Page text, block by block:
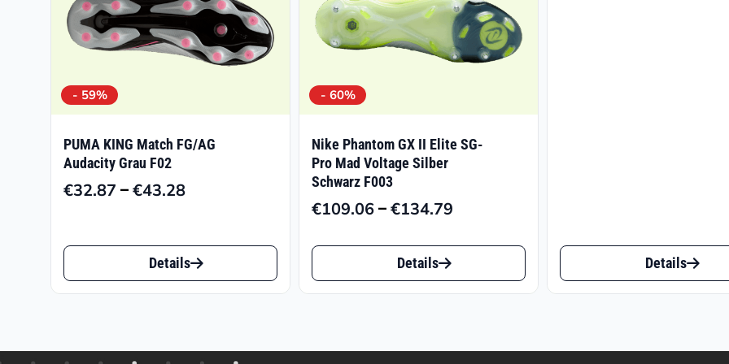
- 59%
PUMA KING Match FG/AG
Audacity Grau F02
€32.87 –€43.28Preisspanne:
bis
€43.28
Dieses
Produkt
Details
- 60%
Nike Phantom GX II Elite SG-
Pro Mad Voltage Silber
Schwarz F003
€109.06–€134.79Preisspanne:
€134.79
Dieses
Produkt
Details
Dieses
Produkt
Details